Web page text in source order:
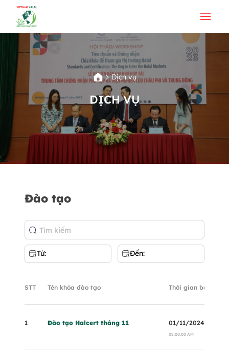
Dịch vụ
DỊCH VỤ
Đào tạo
Từ: Đến:
STT Tên khóa đào tạo Thời gian bắt đầu
1 Đào tạo Halcert tháng 11 01/11/2024
08:00:00 AM